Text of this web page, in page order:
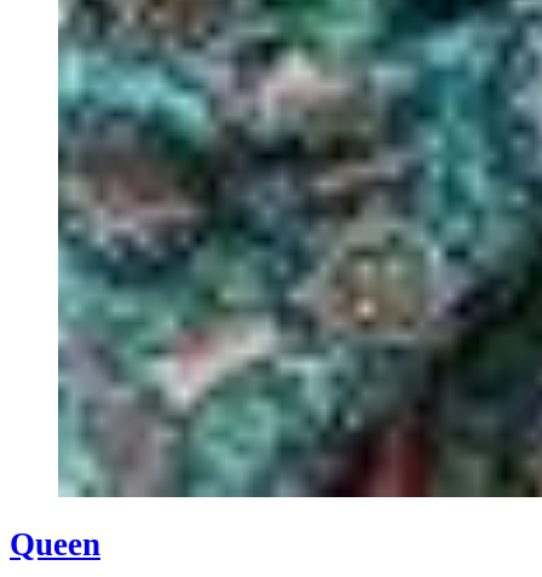
Queen